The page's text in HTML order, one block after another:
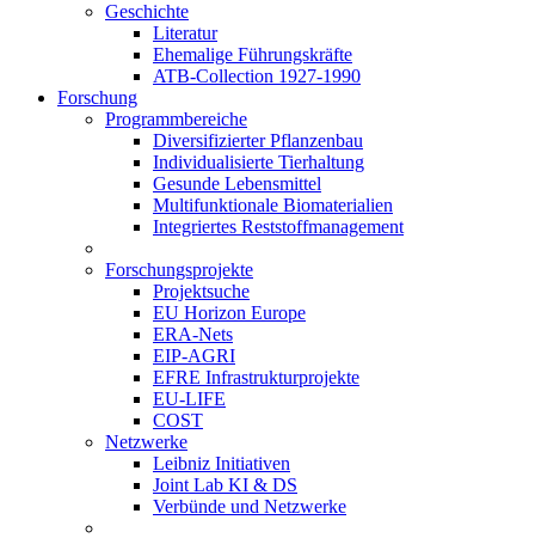
Geschichte
Literatur
Ehemalige Führungskräfte
ATB-Collection 1927-1990
Forschung
Programmbereiche
Diversifizierter Pflanzenbau
Individualisierte Tierhaltung
Gesunde Lebensmittel
Multifunktionale Biomaterialien
Integriertes Reststoffmanagement
Forschungsprojekte
Projektsuche
EU Horizon Europe
ERA-Nets
EIP-AGRI
EFRE Infrastrukturprojekte
EU-LIFE
COST
Netzwerke
Leibniz Initiativen
Joint Lab KI & DS
Verbünde und Netzwerke